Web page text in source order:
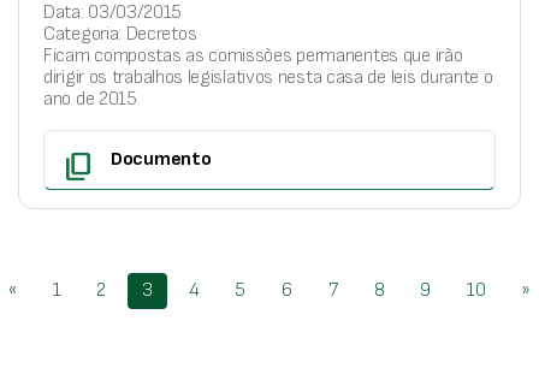
Data: 03/03/2015
Categoria: Decretos
Ficam compostas as comissões permanentes que irão
dirigir os trabalhos legislativos nesta casa de leis durante o
ano de 2015.
content_copy Documento
« 1 2 3 4 5 6 7 8 9 10 »